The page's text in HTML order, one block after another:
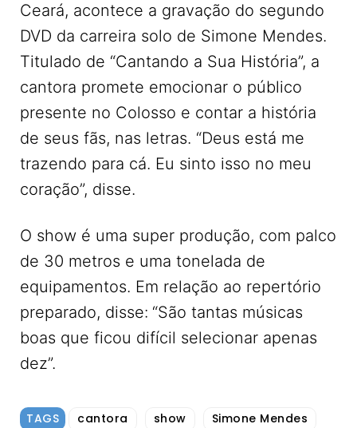
Ceará, acontece a gravação do segundo
DVD da carreira solo de Simone Mendes.
Titulado de “Cantando a Sua História”, a
cantora promete emocionar o público
presente no Colosso e contar a história
de seus fãs, nas letras. “Deus está me
trazendo para cá. Eu sinto isso no meu
coração”, disse.
O show é uma super produção, com palco
de 30 metros e uma tonelada de
equipamentos. Em relação ao repertório
preparado, disse: “São tantas músicas
boas que ficou difícil selecionar apenas
dez”.
TAGS cantora show Simone Mendes